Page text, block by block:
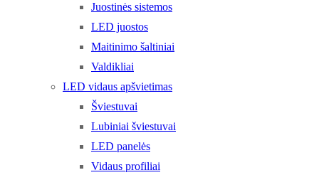
Juostinės sistemos
LED juostos
Maitinimo šaltiniai
Valdikliai
LED vidaus apšvietimas
Šviestuvai
Lubiniai šviestuvai
LED panelės
Vidaus profiliai